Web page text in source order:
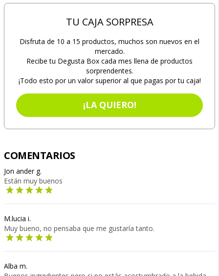
TU CAJA SORPRESA
Disfruta de 10 a 15 productos, muchos son nuevos en el
mercado.
Recibe tu Degusta Box cada mes llena de productos
sorprendentes.
¡Todo esto por un valor superior al que pagas por tu caja!
¡LA QUIERO!
COMENTARIOS
Jon ander g.
Están muy buenos
M.lucia i.
Muy bueno, no pensaba que me gustaría tanto.
Alba m.